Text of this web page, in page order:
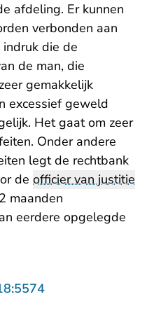
afdeling. Er kunnen
verbonden aan
die de
de man, die
gemakkelijk
excessief geweld
Het gaat om zeer
Onder andere
legt de rechtbank
de officier van justitie
maanden
eerdere opgelegde
- U verlaat